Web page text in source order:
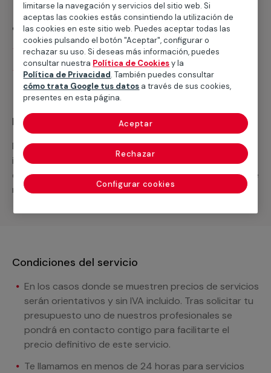
¿Qué incluye?
Desplazamiento
Presupuesto gratis y sin compromiso
Recuerda que en MULTIMAP
Podemos ofrecer cualquier servicio a medida
incluyendo todo lo que necesites: materiales,
equipamientos, electrodomésticos, etc. Cuéntanos que
necesitas cuando te llamemos.
Condiciones del servicio
En los casos donde se muestren precios de servicios
serán orientativos y sin IVA incluido. Tras solicitar tu
presupuesto uno de nuestros profesionales se
pondrá en contacto contigo para facilitarte el
precio definitivo de este servicio.
Te llamamos en menos de 24 horas para servicios
limitarse la navegación y servicios del sitio web. Si
aceptas las cookies estás consintiendo la utilización de
las cookies en este sitio web. Puedes aceptar todas las
cookies pulsando el botón "Aceptar", configurar o
rechazar su uso. Si deseas más información, puedes
consultar nuestra Política de Cookiesy la
Política de Privacidad. También puedes consultar
cómo trata Google tus datos a través de sus cookies,
presentes en esta página.
Configurar cookies
Rechazar
Aceptar